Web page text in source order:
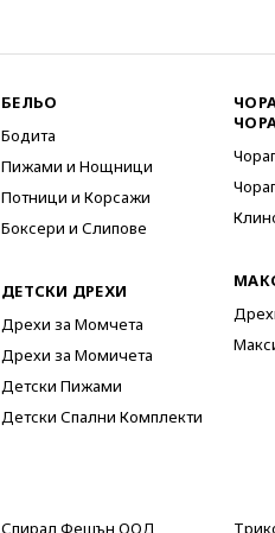
БЕЛЬО
Бодита
Пижами и Нощници
Потници и Корсажи
Боксери и Слипове
ДЕТСКИ ДРЕХИ
Дрехи за Момчета
Дрехи за Момичета
Детски Пижами
Детски Спални Комплекти
Спирал Фешън ООД